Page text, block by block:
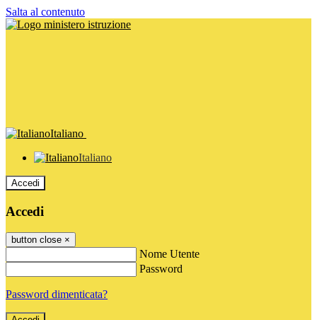
Salta al contenuto
Italiano
Italiano
Accedi
Accedi
button close ×
Nome Utente
Password
Password dimenticata?